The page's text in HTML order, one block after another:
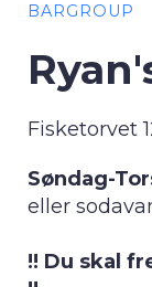
BARGROUP
Fisketorvet
Søndag-
eller
!! Du skal